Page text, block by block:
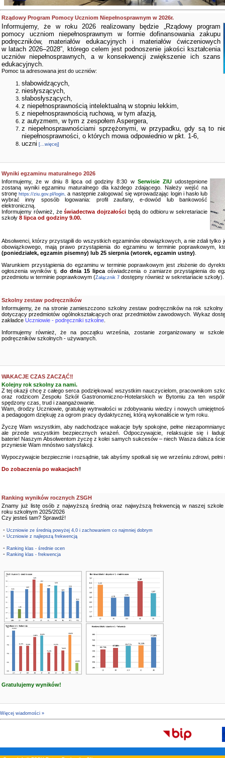
Rządowy Program Pomocy Uczniom Niepełnosprawnym w 2026r.
Informujemy, że w roku 2026 realizowany będzie „Rządowy program
pomocy uczniom niepełnosprawnym w formie dofinansowania zakupu
podręczników, materiałów edukacyjnych i materiałów ćwiczeniowych
w latach 2026–2028”, którego celem jest podnoszenie jakości kształcenia
uczniów niepełnosprawnych, a w konsekwencji zwiększenie ich szans
edukacyjnych.
Pomoc ta adresowana jest do uczniów:
słabowidzących,
niesłyszących,
słabosłyszących,
z niepełnosprawnością intelektualną w stopniu lekkim,
z niepełnosprawnością ruchową, w tym afazją,
z autyzmem, w tym z zespołem Aspergera,
z niepełnosprawnościami sprzężonymi, w przypadku, gdy są to
niepełnosprawności, o których mowa odpowiednio w pkt. 1-6,
uczni [...więcej]
Wyniki egzaminu maturalnego 2026
Informujemy, że w dniu 8 lipca od godziny 8:30 w Serwisie ZIU udostępnione
zostaną wyniki egzaminu maturalnego dla każdego zdającego. Należy wejść na
stronęhttps://ziu.gov.pl/login, a następnie zalogować się wprowadzając login i hasło lub
wybrać inny sposób logowania: profil zaufany, e-dowód lub bankowość
elektroniczną.
Informujemy również, żeświadectwa dojrzałości będą do odbioru w sekretariacie
szkoły 8 lipca od godziny 9.00.
Absolwenci, którzy przystąpili do wszystkich egzaminów obowiązkowych, a nie zdali tylko
obowiązkowego, mają prawo przystąpienia do egzaminu w terminie poprawkowym,
(poniedziałek, egzamin pisemny) lub 25 sierpnia (wtorek, egzamin ustny)
Warunkiem przystąpienia do egzaminu w terminie poprawkowym jest złożenie do
ogłoszenia wyników tj.do dnia 15 lipca oświadczenia o zamiarze przystąpienia do
przedmiotu w terminie poprawkowym (Załącznik 7 dostępny również w sekretariacie szkoły).
Szkolny zestaw podręczników
Informujemy, że na stronie zamieszczono szkolny zestaw podręczników na rok szkolny
dotyczący przedmiotów ogólnokształcących oraz przedmiotów zawodowych. Wykaz
zakładce Uczniowie - podręczniki szkolne
Informujemy również, że na początku września, zostanie zorganizowany w
podręczników szkolnych - używanych.
WAKACJE CZAS ZACZĄĆ‼️
Kolejny rok szkolny za nami.
Z tej okazji chcę z całego serca podziękować wszystkim nauczycielom, pracownikom
oraz rodzicom Zespołu Szkół Gastronomiczno-Hotelarskich w Bytomiu za ten
spędzony czas, trud i zaangażowanie.
Wam, drodzy Uczniowie, gratuluję wytrwałości w zdobywaniu wiedzy i nowych
a pedagogom dziękuję za ogrom pracy dydaktycznej, którą wykonaliście w tym roku.
Życzę Wam wszystkim, aby nadchodzące wakacje były spokojne, pełne
ale przede wszystkim bezpiecznych wrażeń. Odpoczywajcie, relaksujcie się i
baterie! Naszym Absolwentom życzę z kolei samych sukcesów – niech Wasza dalsza
przyniesie Wam mnóstwo satysfakcji.
Wypoczywajcie bezpiecznie i rozsądnie, tak abyśmy spotkali się we wrześniu zdrowi, pełni
Do zobaczenia po wakacjach‼️
Ranking wyników rocznych ZSGH
Znamy już listę osób z najwyższą średnią oraz najwyższą frekwencją w naszej szkole
roku szkolnym 2025/2026
Czy jesteś tam? Sprawdź!
- Uczniowie ze średnią powyżej 4,0 i zachowaniem co najmniej dobrym
- Uczniowie z najlepszą frekwencją
- Ranking klas - średnie ocen
- Ranking klas - frekwencja
Gratulujemy wyników!
Więcej wiadomości »